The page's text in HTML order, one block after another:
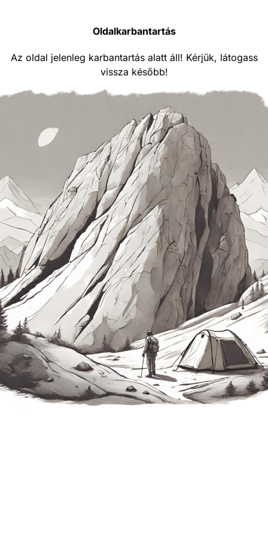
Oldalkarbantartás
Az oldal jelenleg karbantartás alatt áll! Kérjük, látogass
vissza később!